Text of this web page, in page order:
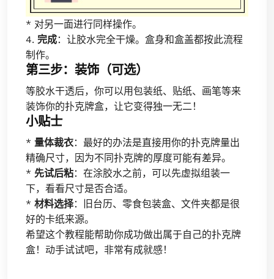
* 对另一面进行同样操作。
4. 完成：让胶水完全干燥。盒身和盒盖都按此流程
制作。
第三步：装饰（可选）
等胶水干透后，你可以用包装纸、贴纸、画笔等来
装饰你的扑克牌盒，让它变得独一无二！
小贴士
* 量体裁衣：最好的办法是直接用你的扑克牌量出
精确尺寸，因为不同扑克牌的厚度可能有差异。
* 先试后粘：在涂胶水之前，可以先虚拟组装一
下，看看尺寸是否合适。
* 材料选择：旧台历、零食包装盒、文件夹都是很
好的卡纸来源。
希望这个教程能帮助你成功做出属于自己的扑克牌
盒！动手试试吧，非常有成就感！